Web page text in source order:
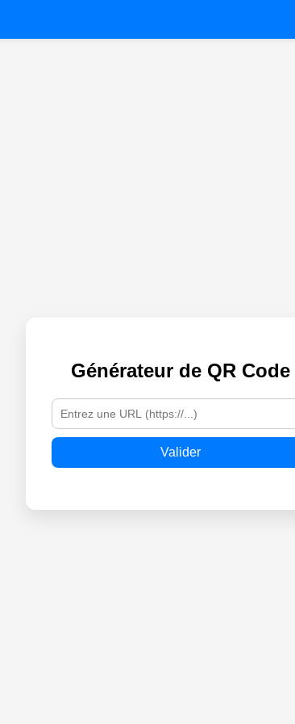
Générateur de QR Code
Valider